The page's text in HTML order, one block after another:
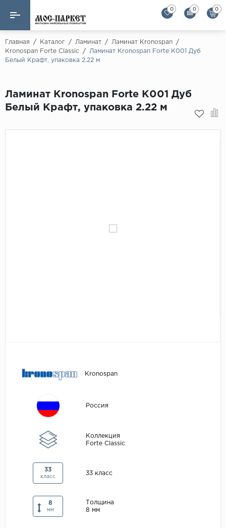
Назад
Ламинат
Назад
Alloc
Alpine Floor
Паркетная доска
0 0 0
Главная / Каталог / Ламинат / Ламинат Kronospan
/
Kronospan Forte Classic
/
Ламинат Kronospan Forte K001 Дуб
Белый Крафт, упаковка 2.22 м
Ламинат Kronospan Forte K001 Дуб
Белый Крафт, упаковка 2.22 м
Kronospan
Россия
Коллекция
Forte Classic
33
класс
33 класс
8
мм
Толщина
8 мм